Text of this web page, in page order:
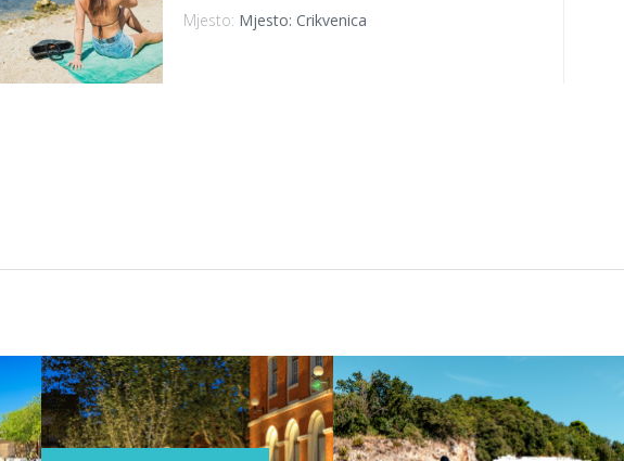
Mjesto: Mjesto: Crikvenica